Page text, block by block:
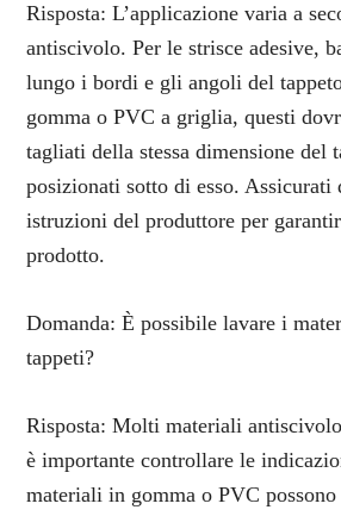
Risposta: L’applicazione varia a
antiscivolo. Per le strisce adesive,
lungo i bordi e gli angoli del
gomma o PVC a griglia, questi
tagliati della stessa dimensione del
posizionati sotto di esso. Assicurati
istruzioni del produttore per
prodotto.
Domanda: È possibile lavare i
tappeti?
Risposta: Molti materiali
è importante controllare le
materiali in gomma o PVC possono